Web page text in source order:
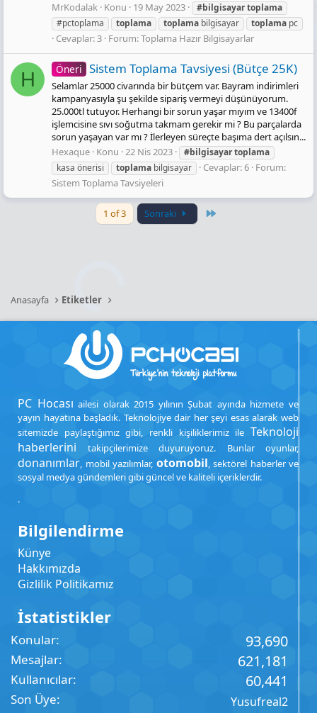
MrKodalak Konu 19 May 2023 #bilgisayartoplama
#pctoplama
toplama toplama bilgisayar toplama pc
Cevaplar: 3 Forum:Toplama Hazır Bilgisayarlar
H Öneri Sistem Toplama Tavsiyesi (Bütçe 25K)
Selamlar 25000 civarında bir bütçem var. Bayram indirimleri
kampanyasıyla şu şekilde sipariş vermeyi düşünüyorum.
25.000tl tutuyor. Herhangi bir sorun yaşar mıyım ve 13400f
işlemcisine sıvı soğutma takmam gerekir mi ? Bu parçalarda
sorun yaşayan var mı ? İlerleyen süreçte başıma dert açılsın...
Hexaque Konu 22 Nis 2023 #bilgisayartoplama
kasa önerisi
toplama bilgisayar Cevaplar: 6 Forum:
Sistem Toplama Tavsiyeleri
1 of 3 Sonraki
Anasayfa Etiketler
PC Hocası ailesi olarak 2015 yılının Şubat ayında hizmete ve
yayın hayatına başladık. Teknolojiye dair her şeyi esas alarak web
sitemizde paylaştığımız gibi, renkli kişiliklerimiz ile Teknoloji
haberlerini takipçilerimize duyuruyoruz. Bunlar oyunlar,
donanımlar, mobil yazılımlar, otomobil, sektörel haberler ve
sosyal medya gündemleri gibi güncel ve kaliteli içeriklerdir.
.
Bilgilendirme
Künye
Hakkımızda
Gizlilik Politikamız
İstatistikler
Konular 93,690
Mesajlar 621,181
Kullanıcılar 60,441
Son Üye Yusufreal2